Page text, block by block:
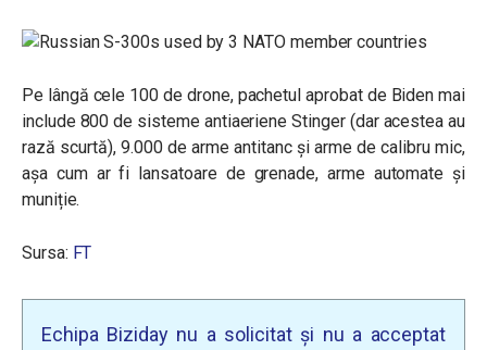
Pe lângă cele 100 de drone, pachetul aprobat de Biden mai
include 800 de sisteme antiaeriene Stinger (dar acestea au
rază scurtă), 9.000 de arme antitanc și arme de calibru mic,
așa cum ar fi lansatoare de grenade, arme automate și
muniție.
Sursa: FT
Echipa Biziday nu a solicitat și nu a acceptat